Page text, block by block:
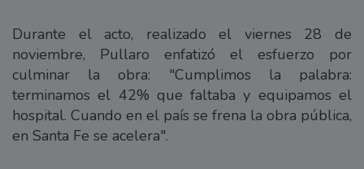
Durante el acto, realizado el viernes 28 de
noviembre, Pullaro enfatizó el esfuerzo por
culminar la obra: "Cumplimos la palabra:
terminamos el 42% que faltaba y equipamos el
hospital. Cuando en el país se frena la obra pública,
en Santa Fe se acelera".